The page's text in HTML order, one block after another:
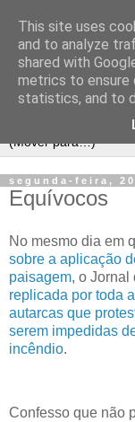
segunda-feira,
Equívocos
No mesmo dia em
sobre a aplicação
paisagem, o Jornal
replicada por toda
autarcas que
serem impedidas
incêndio.
Confesso que não
This site uses
and to analyze
shared with
metrics to ensure
statistics, and to